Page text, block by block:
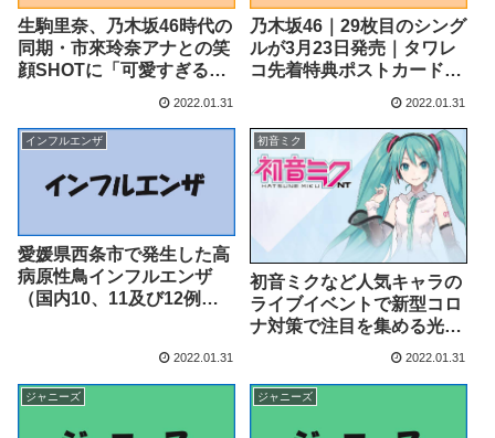
生駒里奈、乃木坂46時代の
同期・市來玲奈アナとの笑
顔SHOTに「可愛すぎる」
い」の声 (2022年1月31日)
– エキサイトニュース
2022.01.31
乃木坂46｜29枚目のシング
ルが3月23日発売｜タワレ
コ先着特典ポストカード
RECORDS ONLINE –
TOWER RECORDS
ONLINE
2022.01.31
インフルエンザ
愛媛県西条市で発生した高
病原性鳥インフルエンザ
（国内10、11及び12例
2022.01.31
初音ミク
初音ミクなど人気キャラの
ライブイベントで新型コロ
ナ対策で注目を集める光触
媒の除菌ゲートが導入（サ
Yahoo!ニュース – Yahoo!
2022.01.31
ジャニーズ ジャニーズ